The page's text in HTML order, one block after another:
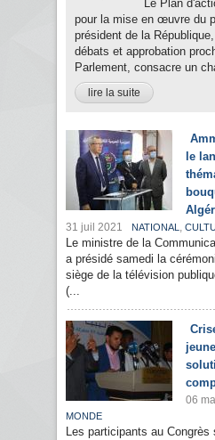
Le Plan
pour la mise en œuvre du
président de la
débats et approbation
Parlement, consacre un
lire la suite
le
31 juil 2021 NATIONAL ,
Le ministre de la
a présidé samedi la
siège de la télévision
(...
06
MONDE
Les participants au Congrès